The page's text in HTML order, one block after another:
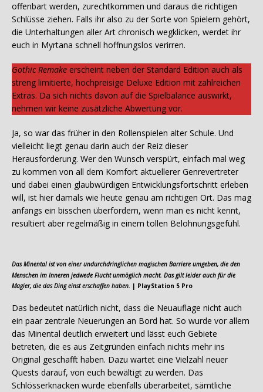
offenbart werden, zurechtkommen und daraus die richtigen
Schlüsse ziehen. Falls ihr also zu der Sorte von Spielern gehört,
die Unterhaltungen aller Art chronisch wegklicken, werdet ihr
euch in Myrtana schnell hoffnungslos verirren.
Gothic Remake erscheint neben der Standard Edition auch als
streng limitierte, hochpreisige Deluxe Edition mit zahlreichen
Extras. Da sich nichts davon auf die Spielbalance auswirkt,
nehmen wir keine zusätzliche Abwertung vor.
Ja, so war das früher in den Rollenspielen alter Schule. Und
vielleicht liegt genau darin auch der Reiz dieser
Herausforderung. Wer den Wunsch verspürt, einfach mal weg
zu kommen von all dem Komfort aktuellerer Genrevertreter
und dabei einen glaubwürdigen Entwicklungsfortschritt erleben
will, ist hier damals wie heute genau am richtigen Ort. Das mag
anfangs ein bisschen überfordern, wenn man es nicht kennt,
resultiert aber regelmäßig in einem tollen Belohnungsgefühl.
Das Minental ist von einer undurchdringlichen magischen Barriere umgeben, die den
Menschen im Inneren jedwede Flucht unmöglich macht. Das gilt leider auch für die
Magier, die das Ding einst erschaffen haben. | PlayStation 5 Pro
Das bedeutet natürlich nicht, dass die Neuauflage nicht auch
ein paar zentrale Neuerungen an Bord hat. So wurde vor allem
das Minental deutlich erweitert und lässt euch Gebiete
betreten, die es aus Zeitgründen einfach nichts mehr ins
Original geschafft haben. Dazu wartet eine Vielzahl neuer
Quests darauf, von euch bewältigt zu werden. Das
Schlösserknacken wurde ebenfalls überarbeitet, sämtliche